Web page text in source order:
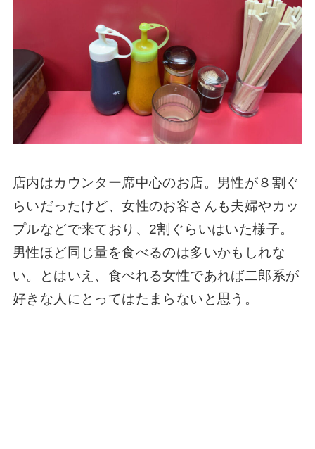
店内はカウンター席中心のお店。男性が８割ぐ
らいだったけど、女性のお客さんも夫婦やカッ
プルなどで来ており、2割ぐらいはいた様子。
男性ほど同じ量を食べるのは多いかもしれな
い。とはいえ、食べれる女性であれば二郎系が
好きな人にとってはたまらないと思う。